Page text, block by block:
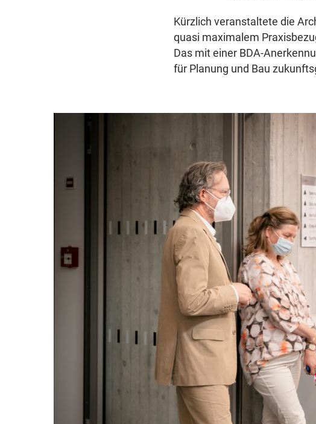
Kürzlich veranstaltete die
quasi maximalem
Das mit einer BDA-
für Planung und Bau